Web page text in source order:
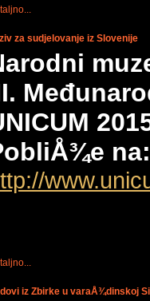
za sudjelovanje iz Slovenije
iz Zbirke u varaÅ¾dinskoj